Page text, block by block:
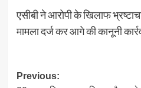
एसीबी ने आरोपी के खिलाफ
मामला दर्ज कर आगे की कानूनी
Post
Previous: